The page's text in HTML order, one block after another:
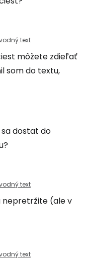
text
môžete zdieľať
som do textu,
dostat do
text
nepretržite (ale v
text